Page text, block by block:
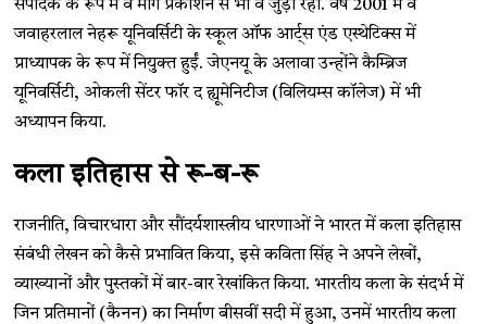
संपादक के रूप में वे मार्ग प्रकाशन से भी वे जुड़ी रहीं. वर्ष 2001 में वे
जवाहरलाल नेहरू यूनिवर्सिटी के स्कूल ऑफ आर्ट्स एंड एस्थेटिक्स में
प्राध्यापक के रूप में नियुक्त हुईं. जेएनयू के अलावा उन्होंने कैम्ब्रिज
यूनिवर्सिटी, ओकली सेंटर फॉर द ह्यूमेनिटीज (विलियम्स कॉलेज) में भी
अध्यापन किया.
कला इतिहास से रू-ब-रू
राजनीति, विचारधारा और सौंदर्यशास्त्रीय धारणाओं ने भारत में कला इतिहास
संबंधी लेखन को कैसे प्रभावित किया, इसे कविता सिंह ने अपने लेखों,
व्याख्यानों और पुस्तकों में बार-बार रेखांकित किया. भारतीय कला के संदर्भ में
जिन प्रतिमानों (कैनन) का निर्माण बीसवीं सदी में हुआ, उनमें भारतीय कला